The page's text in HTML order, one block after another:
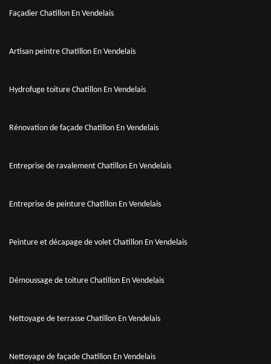
Façadier Chatillon En Vendelais
Artisan peintre Chatillon En Vendelais
Hydrofuge toiture Chatillon En Vendelais
Rénovation de façade Chatillon En Vendelais
Entreprise de ravalement Chatillon En Vendelais
Entreprise de peinture Chatillon En Vendelais
Peinture et décapage de volet Chatillon En Vendelais
Démoussage de toiture Chatillon En Vendelais
Nettoyage de terrasse Chatillon En Vendelais
Nettoyage de façade Chatillon En Vendelais